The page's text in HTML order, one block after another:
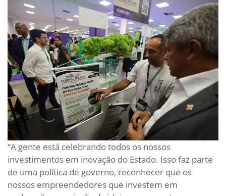
“A gente está celebrando todos os nossos
investimentos em inovação do Estado. Isso faz parte
de uma política de governo, reconhecer que os
nossos empreendedores que investem em